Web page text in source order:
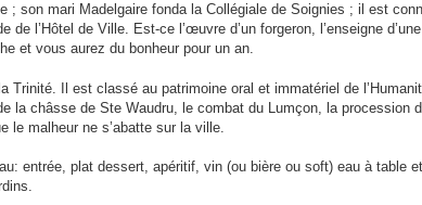
; son mari Madelgaire fonda la Collégiale de Soignies ; il est
l’Hôtel de Ville. Est-ce l’œuvre d’un forgeron, l’enseigne
et vous aurez du bonheur pour un an.
Trinité. Il est classé au patrimoine oral et immatériel de
châsse de Ste Waudru, le combat du Lumçon, la procession
le malheur ne s’abatte sur la ville.
entrée, plat dessert, apéritif, vin (ou bière ou soft) eau à table